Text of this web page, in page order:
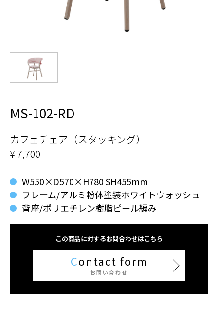
MS-102-RD
カフェチェア（スタッキング）
¥ 7,700
W550×D570×H780 SH455mm
フレーム/アルミ粉体塗装ホワイトウォッシュ
背座/ポリエチレン樹脂ピール編み
この商品に対するお問合わせはこちら
Contact form
お問い合わせ